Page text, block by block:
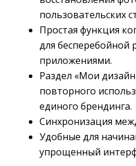
пользовательских
Простая функция
для бесперебойной
приложениями.
Раздел «Мои
повторного
единого брендинга.
Синхронизация
Удобные для
упрощенный